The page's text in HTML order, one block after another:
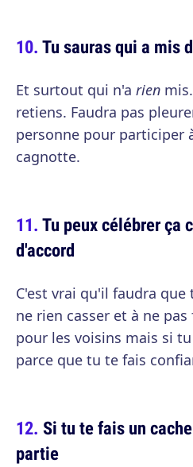
Tu sauras qui a mis
Et surtout qui n'a rien
retiens. Faudra pas
personne pour participer
cagnotte.
Tu peux célébrer ça
d'accord
C'est vrai qu'il faudra
ne rien casser et à ne
pour les voisins mais si
parce que tu te fais
Si tu te fais un
partie